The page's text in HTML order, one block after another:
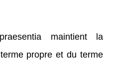
maintient la
propre et du terme